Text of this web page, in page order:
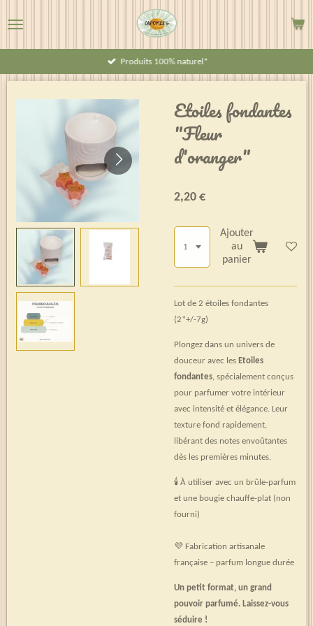
au
contenu
Produits 100% naturel*
Etoiles fondantes
"Fleur
d'oranger"
2,20 €
Ajouter
au
panier
Lot de 2 étoiles fondantes
(2*+/-7g)
Plongez dans un univers de
douceur avec les Etoiles
fondantes, spécialement conçus
pour parfumer votre intérieur
avec intensité et élégance. Leur
texture fond rapidement,
libérant des notes envoûtantes
dès les premières minutes.
🕯 À utiliser avec un brûle-parfum
et une bougie chauffe-plat (non
fourni)
💜 Fabrication artisanale
française – parfum longue durée
Un petit format, un grand
pouvoir parfumé. Laissez-vous
séduire !